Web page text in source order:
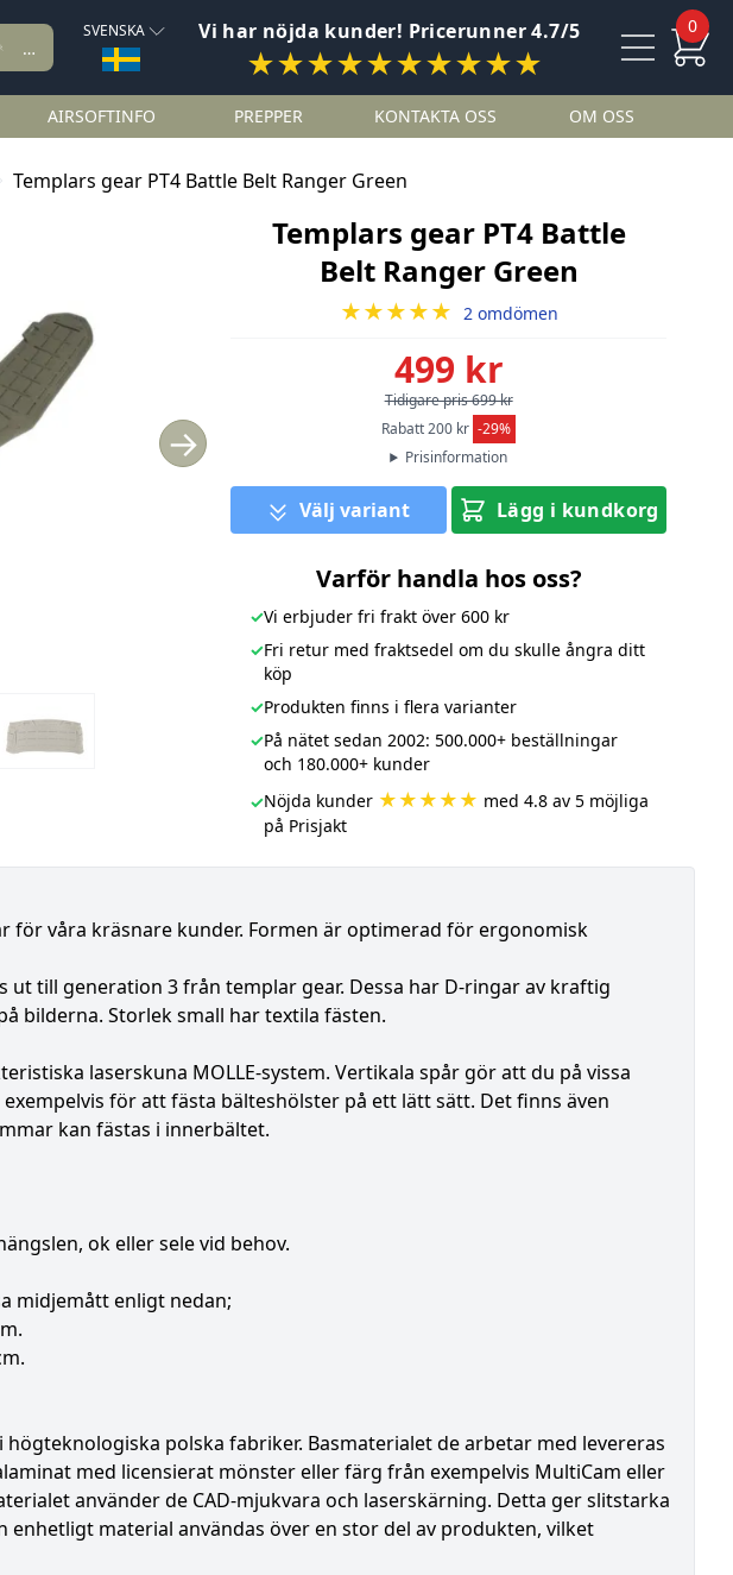
SVENSKA Vi har nöjda kunder! Pricerunner 4.7/5
★★★★★★★★★★
0
AIRSOFTINFO PREPPER KONTAKTA OSS OM OSS
Templars gear PT4 Battle Belt Ranger Green
→
Templars gear PT4 Battle
Belt Ranger Green
★★★★★ 2 omdömen
499 kr
Tidigare pris 699 kr
Rabatt 200 kr -29%
Prisinformation
Välj variant Lägg i kundkorg
Varför handla hos oss?
✓Vi erbjuder fri frakt över 600 kr
✓Fri retur med fraktsedel om du skulle ångra ditt
köp
✓Produkten finns i flera varianter
✓På nätet sedan 2002: 500.000+ beställningar
och 180.000+ kunder
✓Nöjda kunder ★★★★★ med 4.8 av 5 möjliga
på Prisjakt
för våra kräsnare kunder. Formen är optimerad för ergonomisk
till generation 3 från templar gear. Dessa har D-ringar av kraftig
bilderna. Storlek small har textila fästen.
laserskuna MOLLE-system. Vertikala spår gör att du på vissa
för att fästa bälteshölster på ett lätt sätt. Det finns även
kan fästas i innerbältet.
ok eller sele vid behov.
midjemått enligt nedan;
polska fabriker. Basmaterialet de arbetar med levereras
med licensierat mönster eller färg från exempelvis MultiCam eller
använder de CAD-mjukvara och laserskärning. Detta ger slitstarka
material användas över en stor del av produkten, vilket